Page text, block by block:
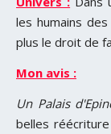
les humains
plus le droit de
Mon avis :
Un Palais
belles